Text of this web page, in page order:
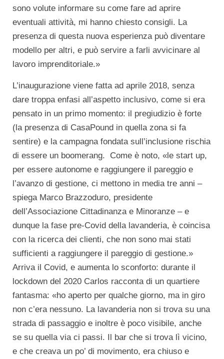
sono volute informare su come fare ad aprire
eventuali attività, mi hanno chiesto consigli. La
presenza di questa nuova esperienza può diventare
modello per altri, e può servire a farli avvicinare al
lavoro imprenditoriale.»
L’inaugurazione viene fatta ad aprile 2018, senza
dare troppa enfasi all’aspetto inclusivo, come si era
pensato in un primo momento: il pregiudizio è forte
(la presenza di CasaPound in quella zona si fa
sentire) e la campagna fondata sull’inclusione rischia
di essere un boomerang. Come è noto, «le start up,
per essere autonome e raggiungere il pareggio e
l’avanzo di gestione, ci mettono in media tre anni –
spiega Marco Brazzoduro, presidente
dell’Associazione Cittadinanza e Minoranze – e
dunque la fase pre-Covid della lavanderia, è coincisa
con la ricerca dei clienti, che non sono mai stati
sufficienti a raggiungere il pareggio di gestione.»
Arriva il Covid, e aumenta lo sconforto: durante il
lockdown del 2020 Carlos racconta di un quartiere
fantasma: «ho aperto per qualche giorno, ma in giro
non c’era nessuno. La lavanderia non si trova su una
strada di passaggio e inoltre è poco visibile, anche
se su quella via ci passi. Il bar che si trova lì vicino,
e che creava un po’ di movimento, era chiuso e